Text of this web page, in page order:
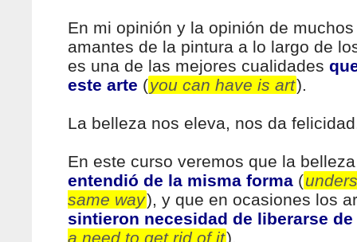
En mi opinión y la opinión de
amantes de la pintura a lo largo de
es una de las mejores cualidades
este arte (you can have is art).
La belleza nos eleva, nos da
En este curso veremos que la
entendió de la misma forma (
same way), y que en ocasiones los
sintieron necesidad de liberarse de
a need to get rid of it).